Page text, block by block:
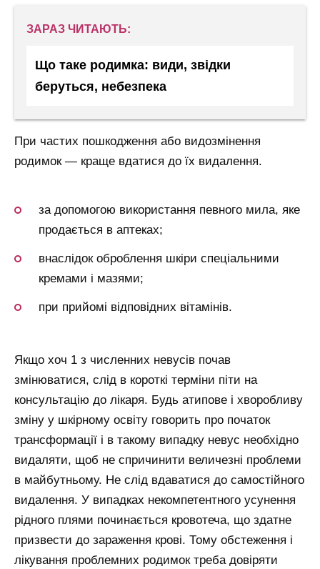
ЗАРАЗ ЧИТАЮТЬ:
Що таке родимка: види, звідки
беруться, небезпека
При частих пошкодження або видозмінення
родимок — краще вдатися до їх видалення.
за допомогою використання певного мила, яке
продається в аптеках;
внаслідок оброблення шкіри спеціальними
кремами і мазями;
при прийомі відповідних вітамінів.
Якщо хоч 1 з численних невусів почав
змінюватися, слід в короткі терміни піти на
консультацію до лікаря. Будь атипове і хворобливу
зміну у шкірному освіту говорить про початок
трансформації і в такому випадку невус необхідно
видаляти, щоб не спричинити величезні проблеми
в майбутньому. Не слід вдаватися до самостійного
видалення. У випадках некомпетентного усунення
рідного плями починається кровотеча, що здатне
призвести до зараження крові. Тому обстеження і
лікування проблемних родимок треба довіряти